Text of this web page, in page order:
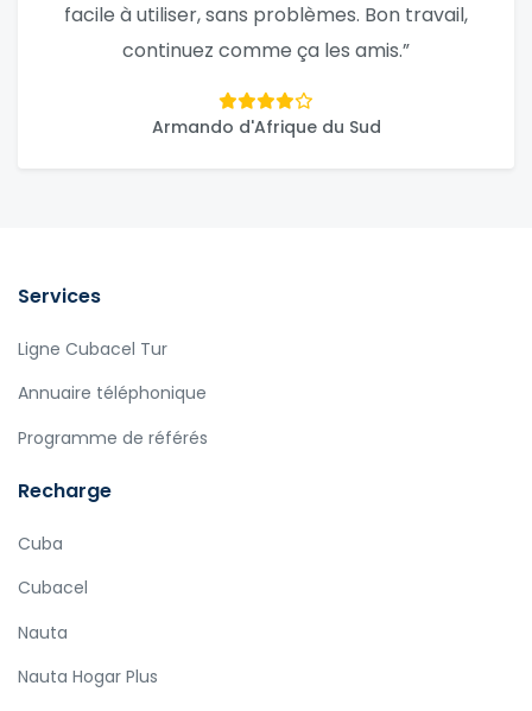
facile à utiliser, sans problèmes. Bon travail,
continuez comme ça les amis.”
Armando d'Afrique du Sud
Services
Ligne Cubacel Tur
Annuaire téléphonique
Programme de référés
Recharge
Cuba
Cubacel
Nauta
Nauta Hogar Plus